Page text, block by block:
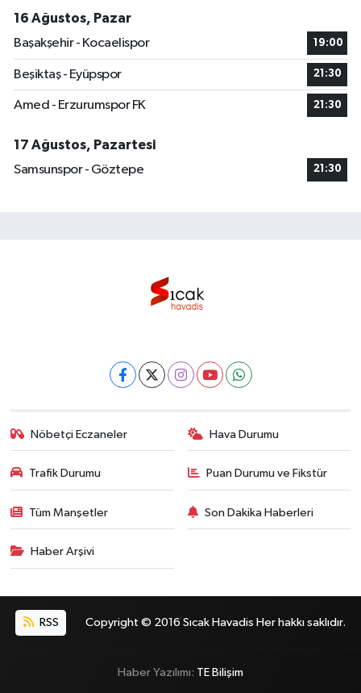
16 Ağustos, Pazar
Başakşehir - Kocaelispor
19:00
Beşiktaş - Eyüpspor 21:30
Amed - Erzurumspor FK 21:30
17 Ağustos, Pazartesi
Samsunspor - Göztepe
21:30
Nöbetçi Eczaneler Hava Durumu
Trafik Durumu Puan Durumu ve Fikstür
Tüm Manşetler Son Dakika Haberleri
Haber Arşivi
RSS Copyright © 2016 Sıcak Havadis Her hakkı saklıdır.
Haber Yazılımı: TE Bilişim